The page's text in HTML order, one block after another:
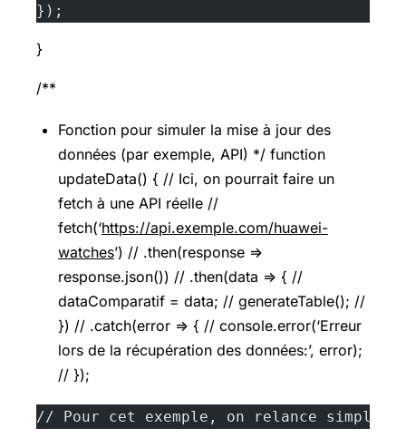
});
}
/**
Fonction pour simuler la mise à jour des
données (par exemple, API) */ function
updateData() { // Ici, on pourrait faire un
fetch à une API réelle //
fetch(‘https://api.exemple.com/huawei-
watches’) // .then(response =>
response.json()) // .then(data => { //
dataComparatif = data; // generateTable(); //
}) // .catch(error => { // console.error(‘Erreur
lors de la récupération des données:’, error);
// });
// Pour cet exemple, on relance